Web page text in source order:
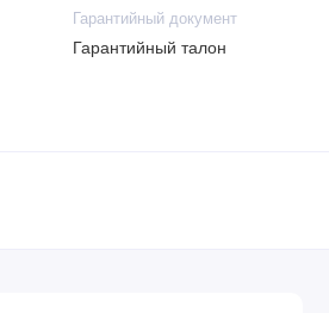
Гарантийный документ
Гарантийный талон